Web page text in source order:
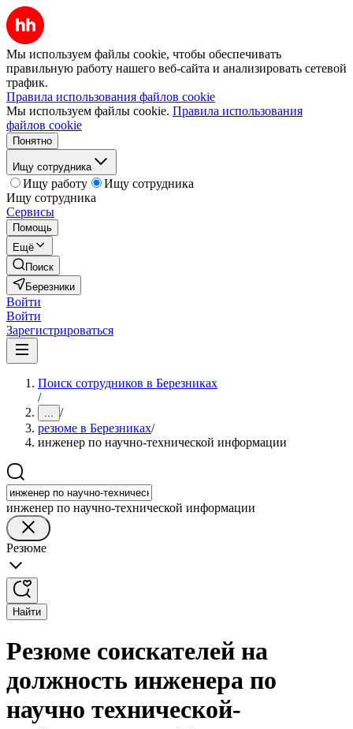
Мы используем файлы cookie, чтобы обеспечивать
правильную работу нашего веб-сайта и анализировать сетевой
трафик.
Правила использования файлов cookie
Мы используем файлы cookie. Правила использования
файлов cookie
Понятно
Ищу сотрудника
Ищу работу
Ищу сотрудника
Ищу сотрудника
Сервисы
Помощь
Ещё
Поиск
Березники
Войти
Войти
Зарегистрироваться
Поиск сотрудников в Березниках
/
... /
резюме в Березниках/
инженер по научно-технической информации
инженер по научно-технической информации
Резюме
Найти
Резюме соискателей на
должность инженера по
научно технической-